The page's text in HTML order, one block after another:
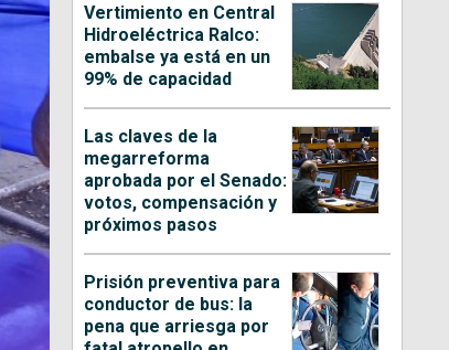
Vertimiento en Central
Hidroeléctrica Ralco:
embalse ya está en un
99% de capacidad
Las claves de la
megarreforma
aprobada por el Senado:
votos, compensación y
próximos pasos
Prisión preventiva para
conductor de bus: la
pena que arriesga por